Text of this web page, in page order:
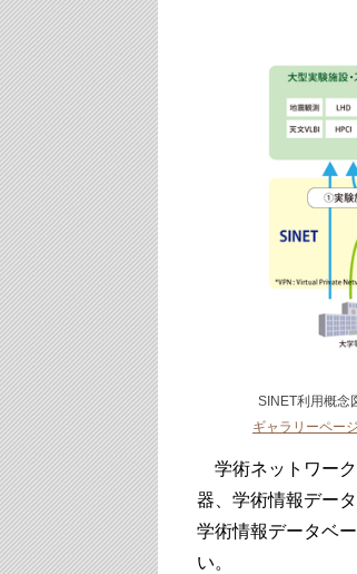
SINET利用概念
ギャラリーペー
学術ネットワーク
器、学術情報デー
学術情報データベ
い。